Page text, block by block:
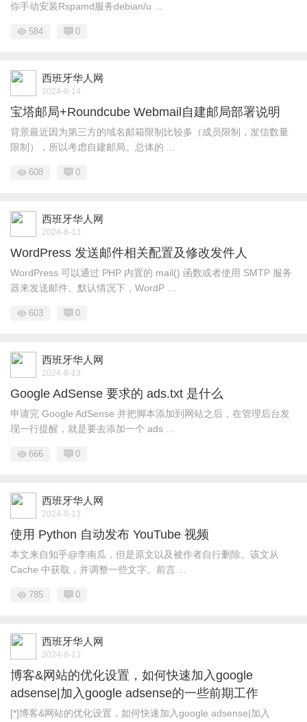
你手动安装Rspamd服务debian/u ...
584 0
西班牙华人网
2024-8-14
宝塔邮局+Roundcube Webmail自建邮局部署说明
背景最近因为第三方的域名邮箱限制比较多（成员限制，发信数量
限制），所以考虑自建邮局。总体的 ...
608 0
西班牙华人网
2024-8-13
WordPress 发送邮件相关配置及修改发件人
WordPress 可以通过 PHP 内置的 mail() 函数或者使用 SMTP 服务
器来发送邮件。默认情况下，WordP ...
603 0
西班牙华人网
2024-8-13
Google AdSense 要求的 ads.txt 是什么
申请完 Google AdSense 并把脚本添加到网站之后，在管理后台发
现一行提醒，就是要去添加一个 ads ...
666 0
西班牙华人网
2024-8-13
使用 Python 自动发布 YouTube 视频
本文来自知乎@李南瓜，但是原文以及被作者自行删除。该文从
Cache 中获取，并调整一些文字。前言 ...
785 0
西班牙华人网
2024-8-13
博客&网站的优化设置，如何快速加入google
adsense|加入google adsense的一些前期工作
[*]博客&网站的优化设置，如何快速加入google adsense|加入